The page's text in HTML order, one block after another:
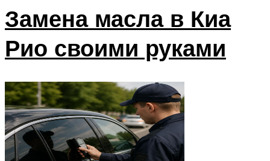
Замена масла в Киа
Рио своими руками